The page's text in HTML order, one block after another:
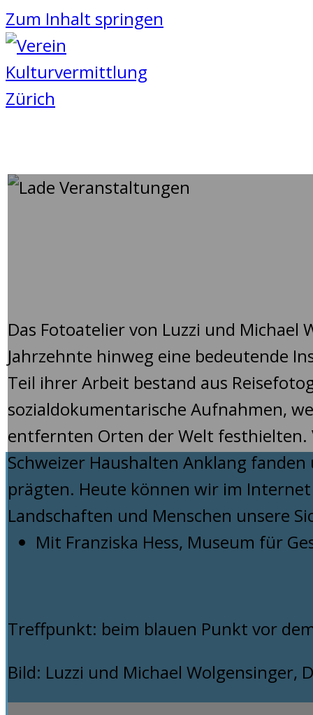
Zum Inhalt springen
Das Fotoatelier von Luzzi und
Jahrzehnte hinweg eine bedeutende
Teil ihrer Arbeit bestand aus
sozialdokumentarische Aufnahmen,
entfernten Orten der Welt festhielten.
Schweizer Haushalten Anklang
prägten. Heute können wir im
Landschaften und Menschen unsere
Mit Franziska Hess, Museum für
Treffpunkt: beim blauen Punkt vor
Bild: Luzzi und Michael Wolgensinger,